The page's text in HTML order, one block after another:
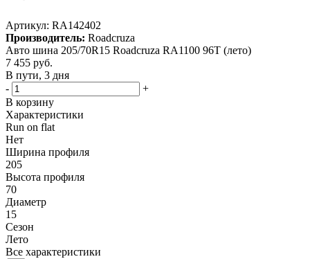
Артикул: RA142402
Производитель: Roadcruza
Авто шина 205/70R15 Roadcruza RA1100 96T (лето)
7 455 руб.
В пути, 3 дня
-
+
В корзину
Характеристики
Run on flat
Нет
Ширина профиля
205
Высота профиля
70
Диаметр
15
Сезон
Лето
Все характеристики